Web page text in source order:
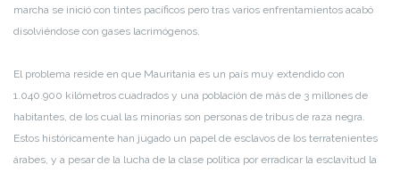
marcha se inició con tintes pacíficos pero tras varios enfrentamientos acabó
disolviéndose con gases lacrimógenos.
El problema reside en que Mauritania es un país muy extendido con
1.040.900 kilómetros cuadrados y una población de más de 3 millones de
habitantes, de los cual las minorías son personas de tribus de raza negra.
Estos históricamente han jugado un papel de esclavos de los terratenientes
árabes, y a pesar de la lucha de la clase política por erradicar la esclavitud la